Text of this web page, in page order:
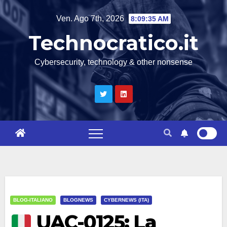
Salta
al
contenuto
Ven. Ago 7th, 2026 8:09:35 AM
Technocratico.it
Cybersecurity, technology & other nonsense
BLOG-ITALIANO BLOGNEWS CYBERNEWS (ITA)